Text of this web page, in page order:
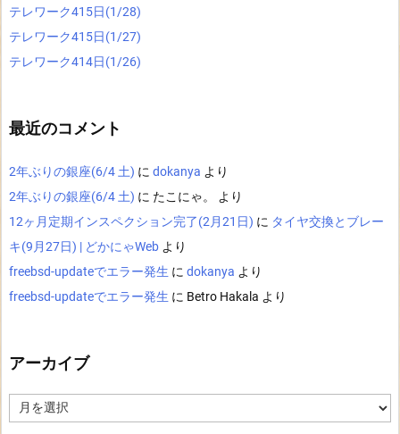
テレワーク415日(1/28)
テレワーク415日(1/27)
テレワーク414日(1/26)
最近のコメント
2年ぶりの銀座(6/4 土) に dokanya より
2年ぶりの銀座(6/4 土) に たこにゃ。
より
12ヶ月定期インスペクション完了(2月21日) に タイヤ交換とブレー
キ(9月27日) | どかにゃWeb より
freebsd-updateでエラー発生 に dokanya より
freebsd-updateでエラー発生 に Betro Hakala より
アーカイブ
ア
ー